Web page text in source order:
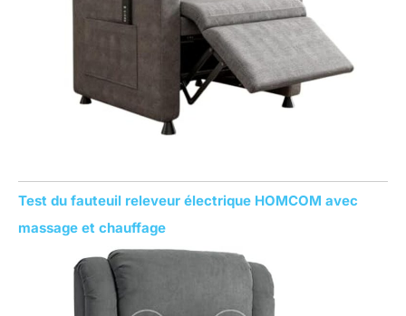
Test du fauteuil releveur électrique HOMCOM avec
massage et chauffage